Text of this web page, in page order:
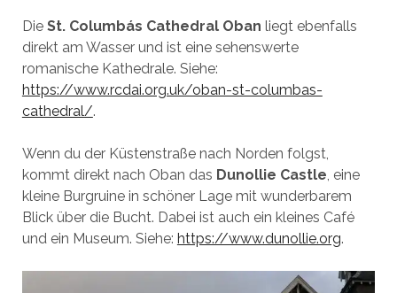
Die St. Columbás Cathedral Oban liegt ebenfalls
direkt am Wasser und ist eine sehenswerte
romanische Kathedrale. Siehe:
https://www.rcdai.org.uk/oban-st-columbas-
cathedral/.
Wenn du der Küstenstraße nach Norden folgst,
kommt direkt nach Oban das Dunollie Castle, eine
kleine Burgruine in schöner Lage mit wunderbarem
Blick über die Bucht. Dabei ist auch ein kleines Café
und ein Museum. Siehe: https://www.dunollie.org.